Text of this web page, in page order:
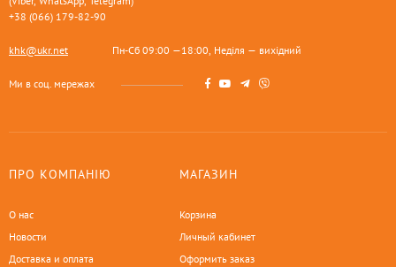
+38 (066) 179-82-90
khk@ukr.net Пн-Сб 09:00 —18:00, Неділя — вихідний
Ми в соц. мережах
ПРО КОМПАНІЮ
О нас
Новости
Доставка и оплата
МАГАЗИН
Корзина
Личный кабинет
Оформить заказ